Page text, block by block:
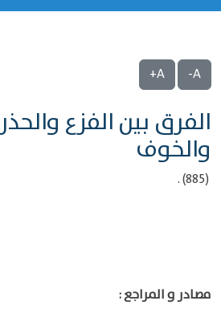
A-
A+
الفرق بين الفزع
والخوف
(885) .
مصادر و المراجع :